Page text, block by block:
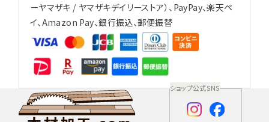
ーヤマザキ / ヤマザキデイリーストア）、PayPay、楽天ペ
イ、Amazon Pay、銀行振込、郵便振替
ショップ公式SNS